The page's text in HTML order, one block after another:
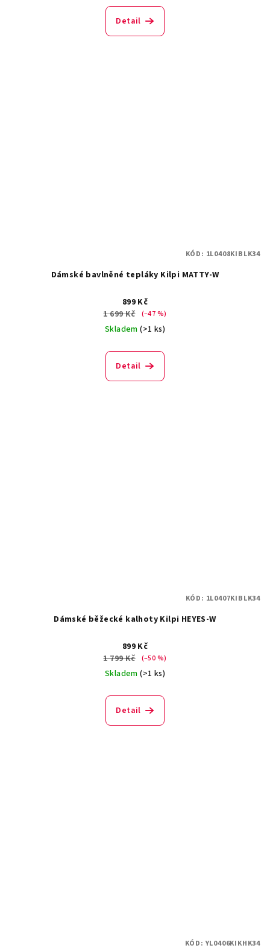
Detail
Dámské bavlněné tepláky Kilpi MATTY-W
899 Kč
1 699 Kč
(–47 %)
Skladem(>1 ks)
Detail
KÓD: 1L0408KIBLK34
Dámské běžecké kalhoty Kilpi HEYES-W
899 Kč
1 799 Kč
(–50 %)
Skladem(>1 ks)
Detail
KÓD: 1L0407KIBLK34
KÓD: YL0406KIKHK34